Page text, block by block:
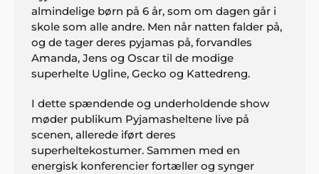
almindelige børn på 6 år, som om dagen går i
skole som alle andre. Men når natten falder på,
og de tager deres pyjamas på, forvandles
Amanda, Jens og Oscar til de modige
superhelte Ugline, Gecko og Kattedreng.
I dette spændende og underholdende show
møder publikum Pyjamasheltene live på
scenen, allerede iført deres
superheltekostumer. Sammen med en
energisk konferencier fortæller og synger